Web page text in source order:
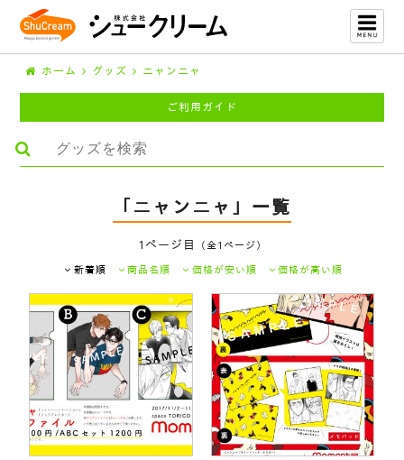
ホーム グッズ ニャンニャ
ご利用ガイド
「ニャンニャ」一覧
1ページ目
（全1ページ）
新着順
商品名順 価格が安い順 価格が高い順